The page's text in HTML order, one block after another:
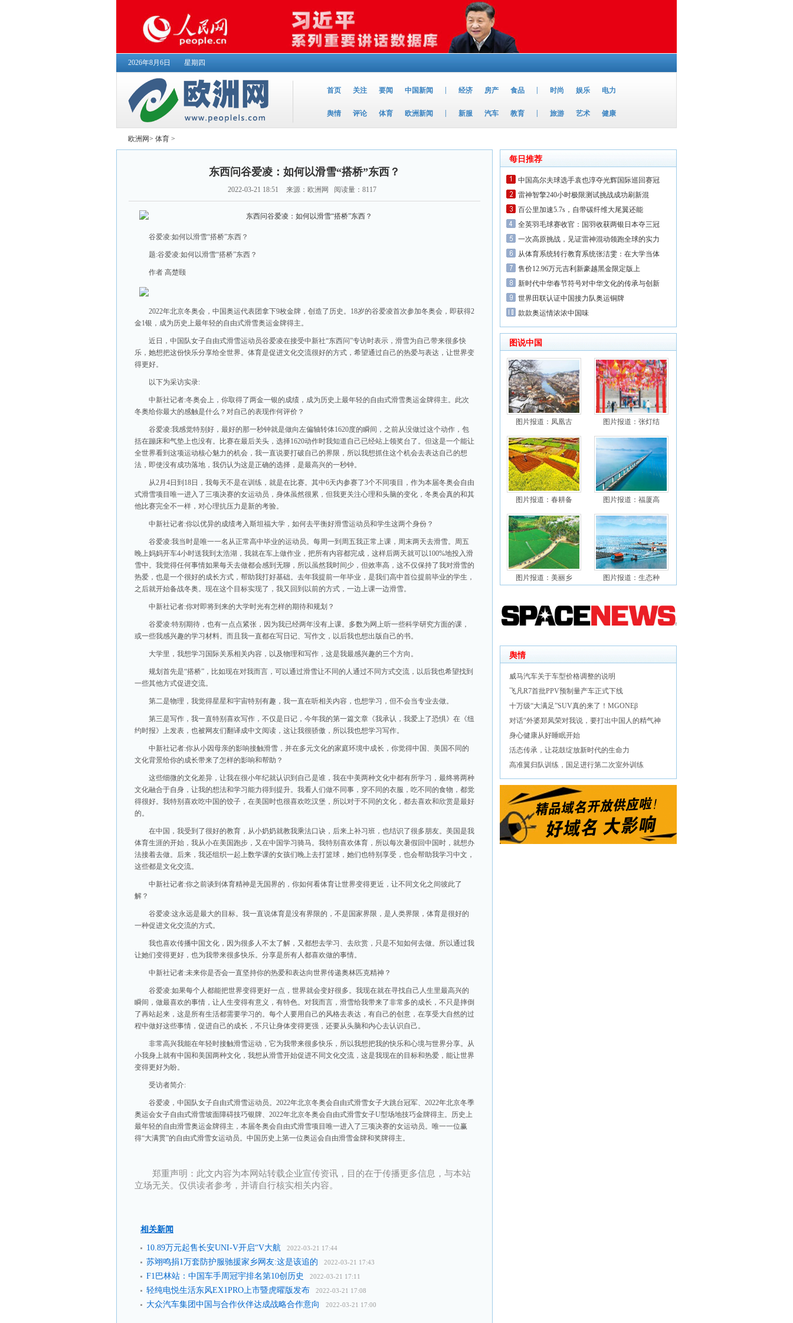
2026年8月6日 星期四
首页 关注 要闻 中国新闻 经济 房产 食品 时尚 娱乐 电力
舆情 评论 体育 欧洲新闻 新服 汽车 教育 旅游 艺术 健康
欧洲网> 体育 >
东西问谷爱凌：如何以滑雪“搭桥”东西？
2022-03-21 18:51 来源：欧洲网 阅读量：8117
谷爱凌:如何以滑雪“搭桥”东西？
题:谷爱凌:如何以滑雪“搭桥”东西？
作者 高楚颐
2022年北京冬奥会，中国奥运代表团拿下9枚金牌，创造了历史。18岁的谷爱凌首次参加冬奥会，即获得2
金1银，成为历史上最年轻的自由式滑雪奥运金牌得主。
近日，中国队女子自由式滑雪运动员谷爱凌在接受中新社“东西问”专访时表示，滑雪为自己带来很多快
乐，她想把这份快乐分享给全世界。体育是促进文化交流很好的方式，希望通过自己的热爱与表达，让世界变
得更好。
以下为采访实录:
中新社记者:冬奥会上，你取得了两金一银的成绩，成为历史上最年轻的自由式滑雪奥运金牌得主。此次
冬奥给你最大的感触是什么？对自己的表现作何评价？
谷爱凌:我感觉特别好，最好的那一秒钟就是做向左偏轴转体1620度的瞬间，之前从没做过这个动作，包
括在蹦床和气垫上也没有。比赛在最后关头，选择1620动作时我知道自己已经站上领奖台了。但这是一个能让
全世界看到这项运动核心魅力的机会，我一直说要打破自己的界限，所以我想抓住这个机会去表达自己的想
法，即使没有成功落地，我仍认为这是正确的选择，是最高兴的一秒钟。
从2月4日到18日，我每天不是在训练，就是在比赛。其中6天内参赛了3个不同项目，作为本届冬奥会自由
式滑雪项目唯一进入了三项决赛的女运动员，身体虽然很累，但我更关注心理和头脑的变化，冬奥会真的和其
他比赛完全不一样，对心理抗压力是新的考验。
中新社记者:你以优异的成绩考入斯坦福大学，如何去平衡好滑雪运动员和学生这两个身份？
谷爱凌:我当时是唯一一名从正常高中毕业的运动员。每周一到周五我正常上课，周末两天去滑雪。周五
晚上妈妈开车4小时送我到太浩湖，我就在车上做作业，把所有内容都完成，这样后两天就可以100%地投入滑
雪中。我觉得任何事情如果每天去做都会感到无聊，所以虽然我时间少，但效率高，这不仅保持了我对滑雪的
热爱，也是一个很好的成长方式，帮助我打好基础。去年我提前一年毕业，是我们高中首位提前毕业的学生，
之后就开始备战冬奥。现在这个目标实现了，我又回到以前的方式，一边上课一边滑雪。
中新社记者:你对即将到来的大学时光有怎样的期待和规划？
谷爱凌:特别期待，也有一点点紧张，因为我已经两年没有上课。多数为网上听一些科学研究方面的课，
或一些我感兴趣的学习材料。而且我一直都在写日记、写作文，以后我也想出版自己的书。
大学里，我想学习国际关系相关内容，以及物理和写作，这是我最感兴趣的三个方向。
规划首先是“搭桥”，比如现在对我而言，可以通过滑雪让不同的人通过不同方式交流，以后我也希望找到
一些其他方式促进交流。
第二是物理，我觉得星星和宇宙特别有趣，我一直在听相关内容，也想学习，但不会当专业去做。
第三是写作，我一直特别喜欢写作，不仅是日记，今年我的第一篇文章《我承认，我爱上了恐惧》在《纽
约时报》上发表，也被网友们翻译成中文阅读，这让我很骄傲，所以我也想学习写作。
中新社记者:你从小因母亲的影响接触滑雪，并在多元文化的家庭环境中成长，你觉得中国、美国不同的
文化背景给你的成长带来了怎样的影响和帮助？
这些细微的文化差异，让我在很小年纪就认识到自己是谁，我在中美两种文化中都有所学习，最终将两种
文化融合于自身，让我的想法和学习能力得到提升。我看人们做不同事，穿不同的衣服，吃不同的食物，都觉
得很好。我特别喜欢吃中国的饺子，在美国时也很喜欢吃汉堡，所以对于不同的文化，都去喜欢和欣赏是最好
的。
在中国，我受到了很好的教育，从小奶奶就教我乘法口诀，后来上补习班，也结识了很多朋友。美国是我
体育生涯的开始，我从小在美国跑步，又在中国学习骑马。我特别喜欢体育，所以每次暑假回中国时，就想办
法接着去做。后来，我还组织一起上数学课的女孩们晚上去打篮球，她们也特别享受，也会帮助我学习中文，
这些都是文化交流。
中新社记者:你之前谈到体育精神是无国界的，你如何看体育让世界变得更近，让不同文化之间彼此了
解？
谷爱凌:这永远是最大的目标。我一直说体育是没有界限的，不是国家界限，是人类界限，体育是很好的
一种促进文化交流的方式。
我也喜欢传播中国文化，因为很多人不太了解，又都想去学习、去欣赏，只是不知如何去做。所以通过我
让她们变得更好，也为我带来很多快乐。分享是所有人都喜欢做的事情。
中新社记者:未来你是否会一直坚持你的热爱和表达向世界传递奥林匹克精神？
谷爱凌:如果每个人都能把世界变得更好一点，世界就会变好很多。我现在就在寻找自己人生里最高兴的
瞬间，做最喜欢的事情，让人生变得有意义，有特色。对我而言，滑雪给我带来了非常多的成长，不只是摔倒
了再站起来，这是所有生活都需要学习的。每个人要用自己的风格去表达，有自己的创意，在享受大自然的过
程中做好这些事情，促进自己的成长，不只让身体变得更强，还要从头脑和内心去认识自己。
非常高兴我能在年轻时接触滑雪运动，它为我带来很多快乐，所以我想把我的快乐和心境与世界分享。从
小我身上就有中国和美国两种文化，我想从滑雪开始促进不同文化交流，这是我现在的目标和热爱，能让世界
变得更好为盼。
受访者简介:
谷爱凌，中国队女子自由式滑雪运动员。2022年北京冬奥会自由式滑雪女子大跳台冠军、2022年北京冬季
奥运会女子自由式滑雪坡面障碍技巧银牌、2022年北京冬奥会自由式滑雪女子U型场地技巧金牌得主。历史上
最年轻的自由滑雪奥运金牌得主，本届冬奥会自由式滑雪项目唯一进入了三项决赛的女运动员。唯一一位赢
得“大满贯”的自由式滑雪女运动员。中国历史上第一位奥运会自由滑雪金牌和奖牌得主。
郑重声明：此文内容为本网站转载企业宣传资讯，目的在于传播更多信息，与本站
立场无关。仅供读者参考，并请自行核实相关内容。
相关新闻
10.89万元起售长安UNI-V开启“V大航 2022-03-21 17:44
苏翊鸣捐1万套防护服驰援家乡网友:这是该追的 2022-03-21 17:43
F1巴林站：中国车手周冠宇排名第10创历史 2022-03-21 17:11
轻纯电悦生活东风EX1PRO上市暨虎曜版发布 2022-03-21 17:08
大众汽车集团中国与合作伙伴达成战略合作意向 2022-03-21 17:00
每日推荐
中国高尔夫球选手袁也淳夺光辉国际巡回赛冠
雷神智擎240小时极限测试挑战成功刷新混
百公里加速5.7s，自带碳纤维大尾翼还能
全英羽毛球赛收官：国羽收获两银日本夺三冠
一次高原挑战，见证雷神混动领跑全球的实力
从体育系统转行教育系统张洁雯：在大学当体
售价12.96万元吉利新豪越黑金限定版上
新时代中华春节符号对中华文化的传承与创新
世界田联认证中国接力队奥运铜牌
款款奥运情浓浓中国味
图说中国
图片报道：凤凰古 图片报道：张灯结
图片报道：春耕备 图片报道：福厦高
图片报道：美丽乡 图片报道：生态种
舆情
威马汽车关于车型价格调整的说明
飞凡R7首批PPV预制量产车正式下线
十万级“大满足”SUV真的来了！MGONEβ
对话“外婆郑凤荣对我说，要打出中国人的精气神
身心健康从好睡眠开始
活态传承，让花鼓绽放新时代的生命力
高准翼归队训练，国足进行第二次室外训练